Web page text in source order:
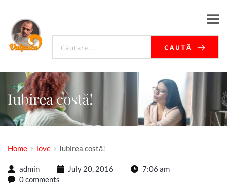
CAUTĂ
Iubirea costă!
Home love Iubirea costă!
admin July 20, 2016
7:06 am
0 comments